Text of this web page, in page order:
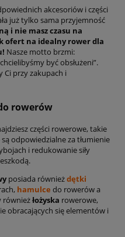
akcesoriów i części
już tylko sama przyjemność
i nie masz czasu na
ofert na idealny rower dla
Nasze motto brzmi:
być obsłużeni”.
Ci przy zakupach i
rowerów
części rowerowe, takie
odpowiedzialne za tłumienie
i redukowanie siły
posiada równieżdętki
hamulce do rowerów a
równieżłożyska rowerowe,
obracających się elementów i